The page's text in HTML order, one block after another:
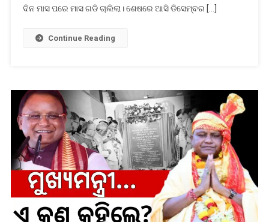
କହିଲେ
ମନ୍ତ୍ରୀ
ଟିକେଟ
ଫେରେଇ
ଦେଲେ!
ଦିନ ମାସ ପରେ ମାସ ଗଡି ଚାଲିଲା। ଶେଷରେ ଆସି ଡିସେମ୍ବର […]
Continue Reading